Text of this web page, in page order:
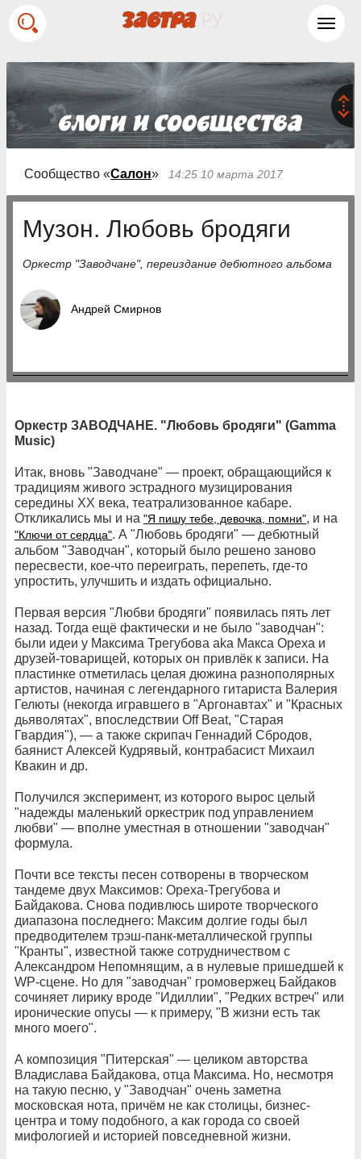
Сообщество «Салон» 14:25 10 марта 2017
Музон. Любовь бродяги
Оркестр "Заводчане", переиздание дебютного альбома
Андрей Смирнов
Оркестр ЗАВОДЧАНЕ. "Любовь бродяги" (Gamma
Music)
Итак, вновь "Заводчане" — проект, обращающийся к
традициям живого эстрадного музицирования
середины ХХ века, театрализованное кабаре.
Откликались мы и на "Я пишу тебе, девочка, помни", и на
"Ключи от сердца". А "Любовь бродяги" — дебютный
альбом "Заводчан", который было решено заново
пересвести, кое-что переиграть, перепеть, где-то
упростить, улучшить и издать официально.
Первая версия "Любви бродяги" появилась пять лет
назад. Тогда ещё фактически и не было "заводчан":
были идеи у Максима Трегубова aka Макса Ореха и
друзей‑товарищей, которых он привлёк к записи. На
пластинке отметилась целая дюжина разнополярных
артистов, начиная с легендарного гитариста Валерия
Гелюты (некогда игравшего в "Аргонавтах" и "Красных
дьяволятах", впоследствии Off Beat, "Старая
Гвардия"), — а также скрипач Геннадий Сбродов,
баянист Алексей Кудрявый, контрабасист Михаил
Квакин и др.
Получился эксперимент, из которого вырос целый
"надежды маленький оркестрик под управлением
любви" — вполне уместная в отношении "заводчан"
формула.
Почти все тексты песен сотворены в творческом
тандеме двух Максимов: Ореха-Трегубова и
Байдакова. Снова подивлюсь широте творческого
диапазона последнего: Максим долгие годы был
предводителем трэш-панк-металлической группы
"Кранты", известной также сотрудничеством с
Александром Непомнящим, а в нулевые пришедшей к
WP-сцене. Но для "заводчан" громовержец Байдаков
сочиняет лирику вроде "Идиллии", "Редких встреч" или
иронические опусы — к примеру, "В жизни есть так
много моего".
А композиция "Питерская" — целиком авторства
Владислава Байдакова, отца Максима. Но, несмотря
на такую песню, у "Заводчан" очень заметна
московская нота, причём не как столицы, бизнес-
центра и тому подобного, а как города со своей
мифологией и историей повседневной жизни.